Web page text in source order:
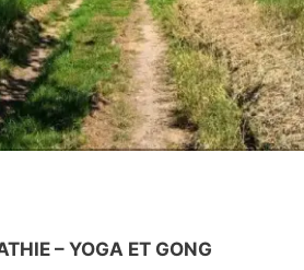
– YOGA ET GONG